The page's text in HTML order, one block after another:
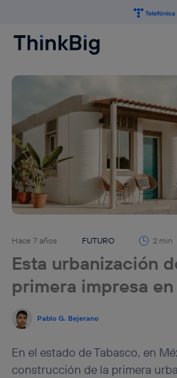
Hace 7 años FUTURO 2 min
Esta urbanización
primera impresa en
Pablo G. Bejerano
En el estado de Tabasco, en
construcción de la primera